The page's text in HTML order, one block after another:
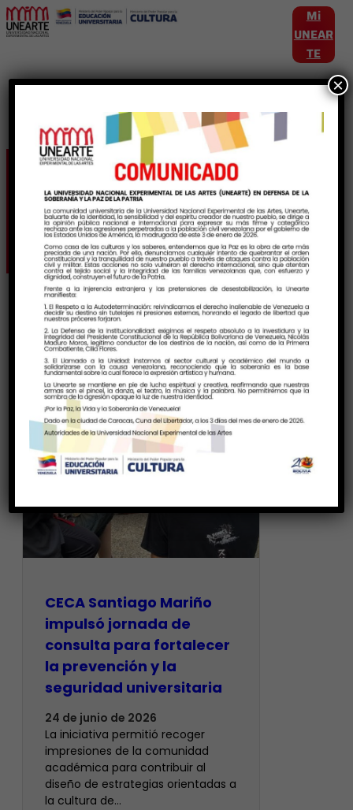
Mi
UNEAR
TE
Etiqueta:
EducacionLiberadora
CECA Santiago Mariño
impulsó jornada de
consulta para fortalecer
la prevención y la
seguridad universitaria
24 de junio de 2026
La iniciativa permitió recoger
impresiones de la comunidad
académica para contribuir al
diseño de estrategias orientadas a
la cultura de…
×